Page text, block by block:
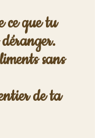
ce que tu
sans
de ta